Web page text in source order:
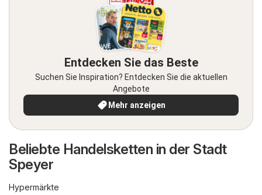
Entdecken Sie das Beste
Suchen Sie Inspiration? Entdecken Sie die aktuellen
Angebote
Mehr anzeigen
Beliebte Handelsketten in der Stadt
Speyer
Hypermärkte